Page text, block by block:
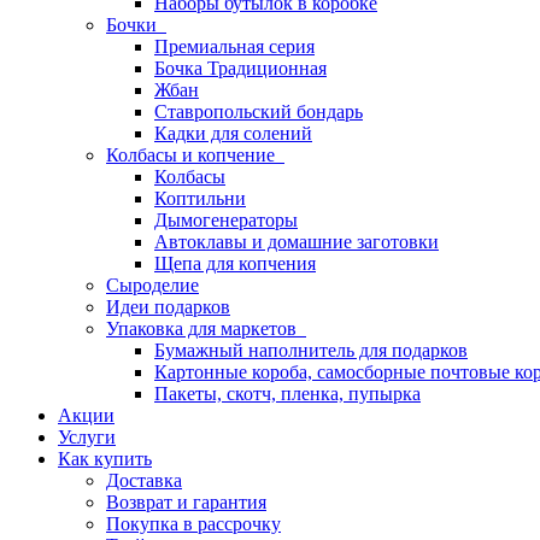
Бочки
Премиальная серия
Бочка Традиционная
Жбан
Ставропольский бондарь
Кадки для солений
Колбасы и копчение
Колбасы
Коптильни
Дымогенераторы
Автоклавы и домашние заготовки
Щепа для копчения
Сыроделие
Идеи подарков
Упаковка для маркетов
Бумажный наполнитель для подарков
Картонные короба, самосборные почтовые
Пакеты, скотч, пленка, пупырка
Акции
Услуги
Как купить
Доставка
Возврат и гарантия
Покупка в рассрочку